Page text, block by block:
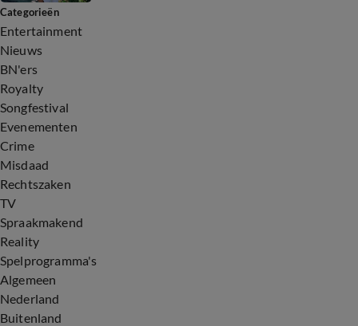
Categorieën
Entertainment
Nieuws
BN'ers
Royalty
Songfestival
Evenementen
Crime
Misdaad
Rechtszaken
TV
Spraakmakend
Reality
Spelprogramma's
Algemeen
Nederland
Buitenland